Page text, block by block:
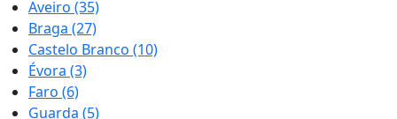
Aveiro (35)
Braga (27)
Castelo Branco (10)
Évora (3)
Faro (6)
Guarda (5)